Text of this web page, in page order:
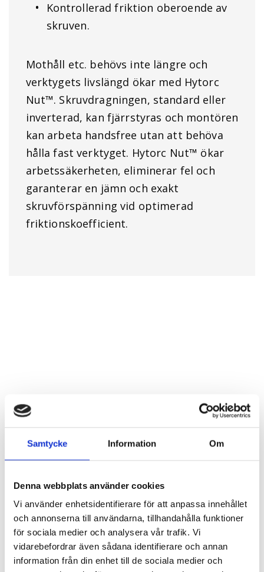
Samtycke Information Om
Denna webbplats använder cookies
Vi använder enhetsidentifierare för att anpassa innehållet
och annonserna till användarna, tillhandahålla funktioner
för sociala medier och analysera vår trafik. Vi
vidarebefordrar även sådana identifierare och annan
information från din enhet till de sociala medier och
Kontrollerad friktion oberoende av
skruven.
Mothåll etc. behövs inte längre och
verktygets livslängd ökar med Hytorc
Nut™. Skruvdragningen, standard eller
inverterad, kan fjärrstyras och montören
kan arbeta handsfree utan att behöva
hålla fast verktyget. Hytorc Nut™ ökar
arbetssäkerheten, eliminerar fel och
garanterar en jämn och exakt
skruvförspänning vid optimerad
friktionskoefficient.